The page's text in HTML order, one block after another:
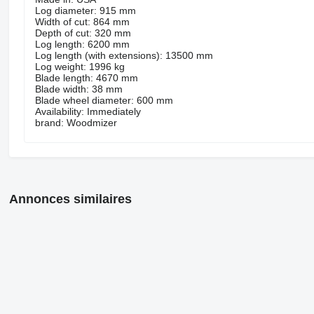
Log diameter: 915 mm
Width of cut: 864 mm
Depth of cut: 320 mm
Log length: 6200 mm
Log length (with extensions): 13500 mm
Log weight: 1996 kg
Blade length: 4670 mm
Blade width: 38 mm
Blade wheel diameter: 600 mm
Availability: Immediately
brand: Woodmizer
Annonces similaires